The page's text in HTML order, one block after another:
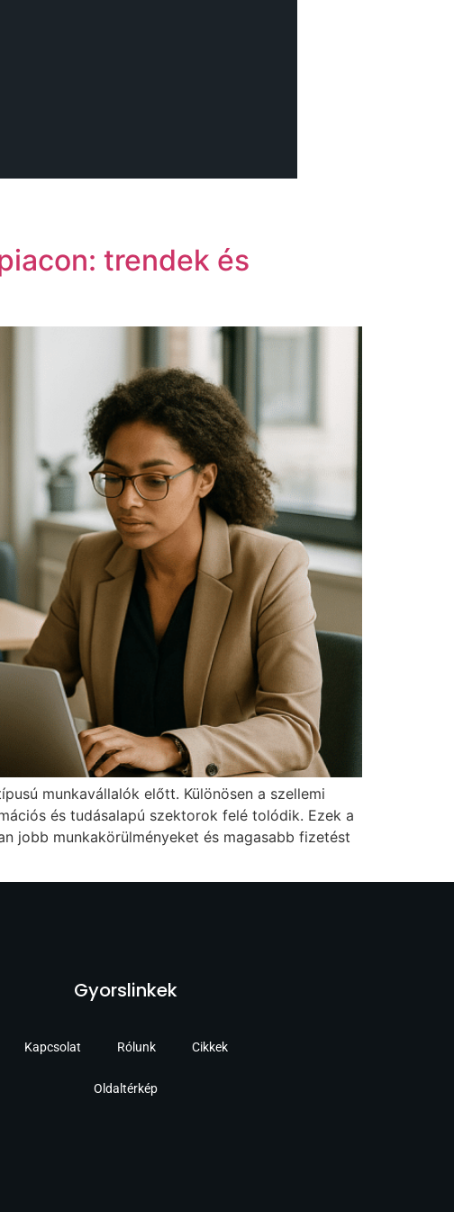
trendek és
munkavállalók előtt. Különösen a szellemi
és tudásalapú szektorok felé tolódik. Ezek a
jobb munkakörülményeket és magasabb fizetést
Gyorslinkek
Kapcsolat Rólunk Cikkek
Oldaltérkép